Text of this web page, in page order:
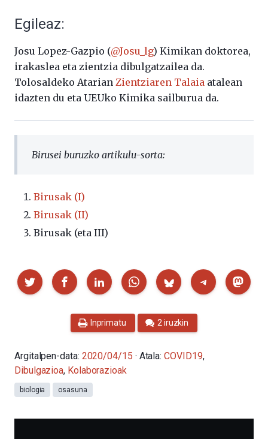
Egileaz:
Josu Lopez-Gazpio (@Josu_lg) Kimikan doktorea,
irakaslea eta zientzia dibulgatzailea da.
Tolosaldeko Atarian Zientziaren Talaia atalean
idazten du eta UEUko Kimika sailburua da.
Birusei buruzko artikulu-sorta:
Birusak (I)
Birusak (II)
Birusak (eta III)
Partekatu
Inprimatu 2 iruzkin
Argitalpen-data: 2020/04/15 · Atala:COVID19,
Dibulgazioa, Kolaborazioak
biologia osasuna